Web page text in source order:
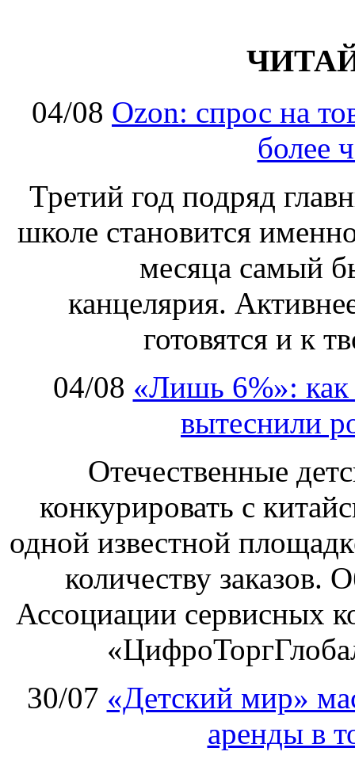
04/08 Ozon: спрос на
более
Третий год подряд
школе становится
месяца самый
канцелярия.
готовятся и к
04/08 «Лишь 6%»: как
вытеснили
Отечественные
конкурировать с
одной известной
количеству заказов.
Ассоциации сервисных
30/07 «Детский мир»
аренды в